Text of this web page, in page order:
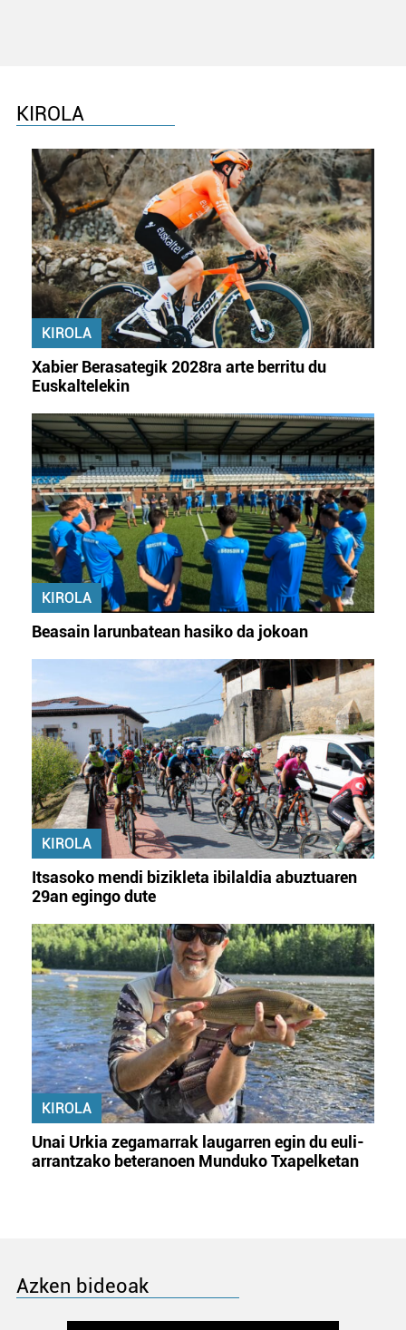
KIROLA
KIROLA
Xabier Berasategik 2028ra arte berritu du
Euskaltelekin
KIROLA
Beasain larunbatean hasiko da jokoan
KIROLA
Itsasoko mendi bizikleta ibilaldia abuztuaren
29an egingo dute
KIROLA
Unai Urkia zegamarrak laugarren egin du euli-
arrantzako beteranoen Munduko Txapelketan
Azken bideoak